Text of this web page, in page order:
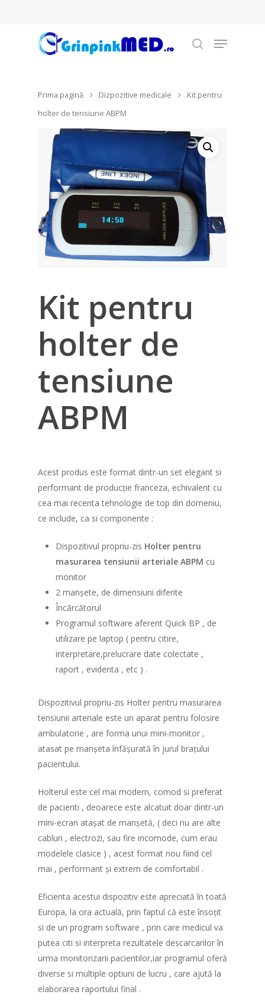
Hit enter to search or ESC to close
Prima pagină Dizpozitive medicale
Kit pentru
holter de tensiune ABPM
Kit pentru
holter de
tensiune
ABPM
Acest produs este format dintr-un set elegant si
performant de producție franceza, echivalent cu
cea mai recenta tehnologie de top din domeniu,
ce include, ca si componente :
Dispozitivul propriu-zis Holter pentru
masurarea tensiunii arteriale ABPM cu
monitor
2 manșete, de dimensiuni diferite
Încărcătorul
Programul software aferent Quick BP , de
utilizare pe laptop ( pentru citire,
interpretare,prelucrare date colectate ,
raport , evidenta , etc ) .
Dispozitivul propriu-zis Holter pentru masurarea
tensiunii arteriale este un aparat pentru folosire
ambulatorie , are forma unui mini-monitor ,
atasat pe manșeta înfășurată în jurul brațului
pacientului.
Holterul este cel mai modern, comod si preferat
de pacienti , deoarece este alcatuit doar dintr-un
mini-ecran atașat de manșetă, ( deci nu are alte
cabluri , electrozi, sau fire incomode, cum erau
modelele clasice ) , acest format nou fiind cel
mai , performant și extrem de comfortabil .
Eficienta acestui dispozitiv este apreciată în toată
Europa, la ora actuală, prin faptul că este însoțit
si de un program software , prin care medicul va
putea citi si interpreta rezultatele descarcarilor în
urma monitorizarii pacientilor,iar programul oferă
diverse si multiple optiuni de lucru , care ajută la
elaborarea raportului final .